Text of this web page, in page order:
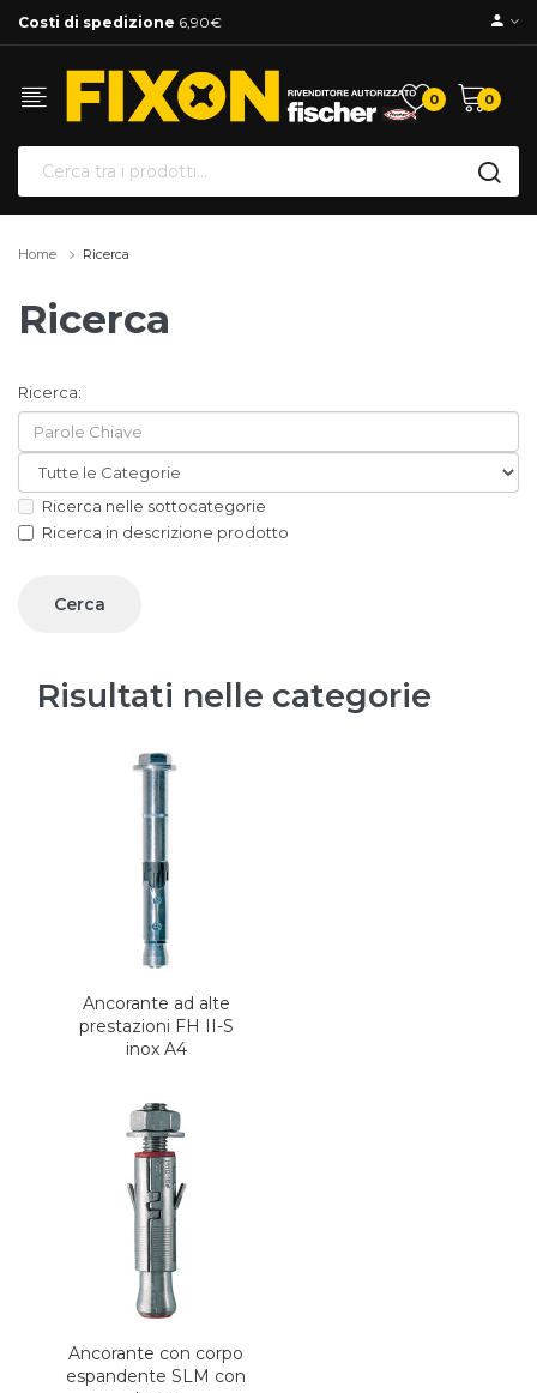
Costi di spedizione 6,90€
0 0
Home Ricerca
Ricerca
Ricerca:
Ricerca nelle sottocategorie
Ricerca in descrizione prodotto
Risultati nelle categorie
Ancorante ad alte
prestazioni FH II-S
inox A4
Ancorante con corpo
espandente SLM con